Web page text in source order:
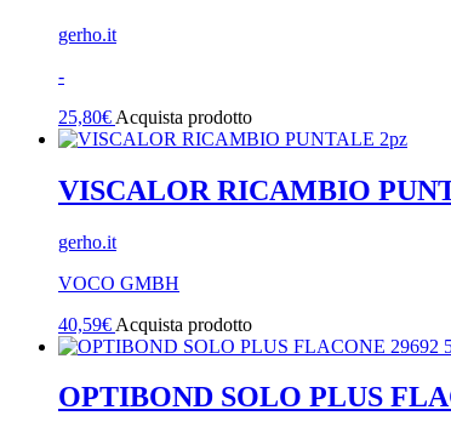
gerho.it
-
25,80€ Acquista prodotto
VISCALOR RICAMBIO
gerho.it
VOCO GMBH
40,59€ Acquista prodotto
OPTIBOND SOLO PLUS